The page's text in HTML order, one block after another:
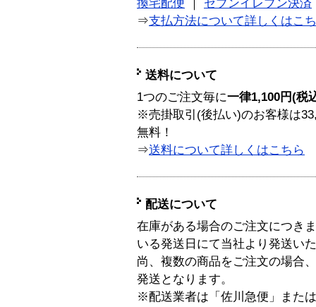
換宅配便
セブンイレブン決済
⇒支払方法について詳しくはこ
送料について
1つのご注文毎に一律1,100円(税
※売掛取引(後払い)のお客様は
無料！
⇒送料について詳しくはこちら
配送について
在庫がある場合のご注文につき
いる発送日にて当社より発送い
尚、複数の商品をご注文の場合
発送となります。
※配送業者は「佐川急便」また